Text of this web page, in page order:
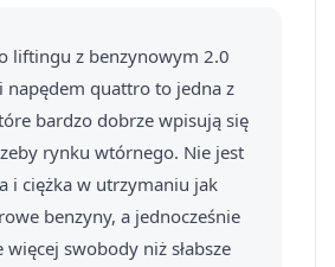
liftingu z benzynowym 2.0
napędem quattro to jedna z
bardzo dobrze wpisują się
rynku wtórnego. Nie jest
i ciężka w utrzymaniu jak
benzyny, a jednocześnie
więcej swobody niż słabsze